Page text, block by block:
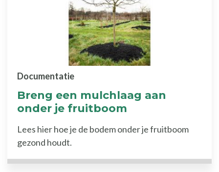
Breng een mulchlaag aan
onder je fruitboom
Documentatie
Lees hier hoe je de bodem onder je fruitboom
gezond houdt.